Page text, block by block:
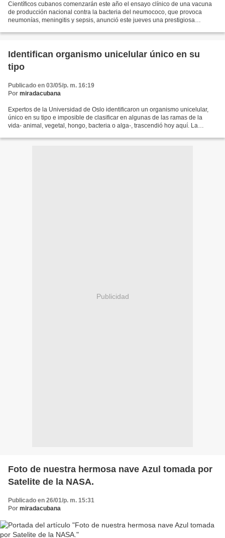
Científicos cubanos comenzarán este año el ensayo clínico de una vacuna
de producción nacional contra la bacteria del neumococo, que provoca
neumonías, meningitis y sepsis, anunció este jueves una prestigiosa
Identifican organismo unicelular único en su
tipo
Publicado en 03/05/p. m. 16:19
Por miradacubana
Expertos de la Universidad de Oslo identificaron un organismo unicelular,
único en su tipo e imposible de clasificar en algunas de las ramas de la
vida- animal, vegetal, hongo, bacteria o alga-, trascendió hoy aquí. La
Publicidad
Foto de nuestra hermosa nave Azul tomada por
Satelite de la NASA.
Publicado en 26/01/p. m. 15:31
Por miradacubana